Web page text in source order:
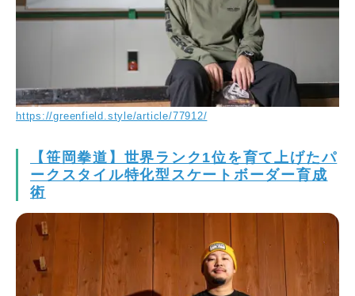
https://greenfield.style/article/77912/
【笹岡拳道】世界ランク1位を育て上げたパ
ークスタイル特化型スケートボーダー育成
術